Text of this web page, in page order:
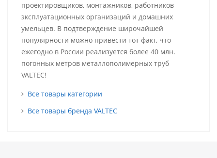
проектировщиков, монтажников, работников
эксплуатационных организаций и домашних
умельцев. В подтверждение широчайшей
популярности можно привести тот факт, что
ежегодно в России реализуется более 40 млн.
погонных метров металлополимерных труб
VALTEC!
Все товары категории
Все товары бренда VALTEC